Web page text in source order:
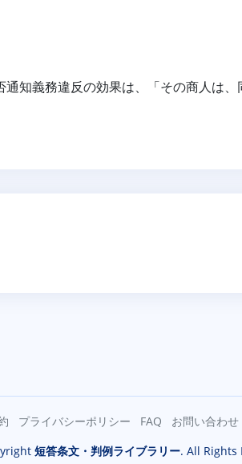
知義務違反の効果は、「その商人は、
プライバシーポリシー FAQ お問い合わせ
短答条文・判例ライブラリー. All Rights